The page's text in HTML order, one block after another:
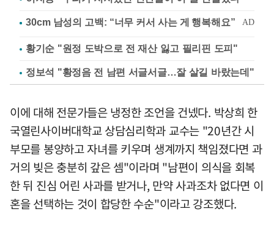
황기순 "원정 도박으로 전 재산 잃고 필리핀 도피"
정보석 "황정음 전 남편 서글서글…잘 살길 바랐는데"
이에 대해 전문가들은 냉정한 조언을 건넸다. 박상희 한
국열린사이버대학교 상담심리학과 교수는 "20년간 시
부모를 봉양하고 자녀를 키우며 생계까지 책임졌다면 과
거의 빚은 충분히 갚은 셈"이라며 "남편이 의식을 회복
한 뒤 진심 어린 사과를 받거나, 만약 사과조차 없다면 이
혼을 선택하는 것이 합당한 수순"이라고 강조했다.